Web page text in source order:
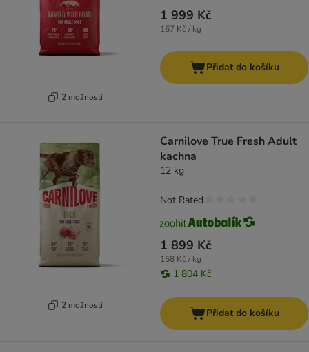
2 možností
1 999 Kč
167 Kč / kg
Přidat do košíku
2 možností
Carnilove True Fresh Adult
kachna
12 kg
1 899 Kč
158 Kč / kg
1 804 Kč
Not Rated
Přidat do košíku